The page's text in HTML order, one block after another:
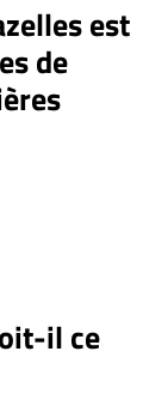
est
de
il ce